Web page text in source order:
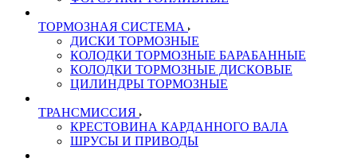
ТОРМОЗНАЯ СИСТЕМА
ДИСКИ ТОРМОЗНЫЕ
КОЛОДКИ ТОРМОЗНЫЕ БАРАБАННЫЕ
КОЛОДКИ ТОРМОЗНЫЕ ДИСКОВЫЕ
ЦИЛИНДРЫ ТОРМОЗНЫЕ
ТРАНСМИССИЯ
КРЕСТОВИНА КАРДАННОГО ВАЛА
ШРУСЫ И ПРИВОДЫ